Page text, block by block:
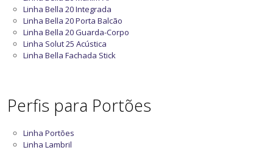
Linha Bella 20 Integrada
Linha Bella 20 Porta Balcão
Linha Bella 20 Guarda-Corpo
Linha Solut 25 Acústica
Linha Bella Fachada Stick
Perfis para Portões
Linha Portões
Linha Lambril